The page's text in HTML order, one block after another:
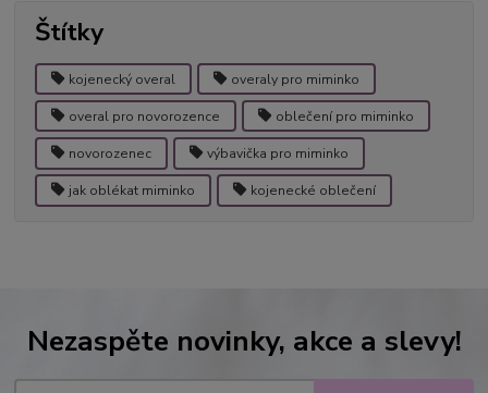
Štítky
kojenecký overal overaly pro miminko
overal pro novorozence oblečení pro miminko
novorozenec výbavička pro miminko
jak oblékat miminko kojenecké oblečení
Nezaspěte novinky, akce a slevy!